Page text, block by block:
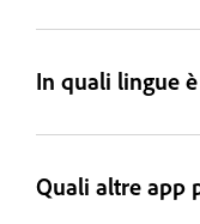
In quali lingue
Quali altre app